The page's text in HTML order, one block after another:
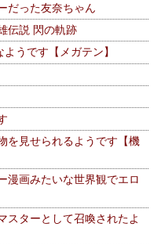
だった友奈ちゃん
伝説 閃の軌跡
うです【メガテン】
を見せられるようです【機
漫画みたいな世界観でエロ
スターとして召喚されたよ